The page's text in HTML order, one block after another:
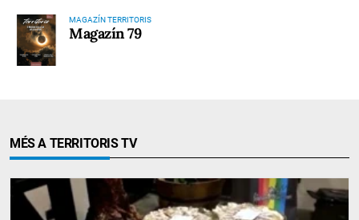
MAGAZÍN TERRITORIS
Magazín 79
MÉS A TERRITORIS TV